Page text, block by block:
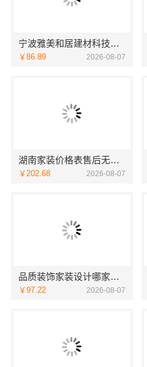
宁波雅美和居建材科技有限公司匠心施工家装施工对接渠道
￥86.89 2026-08-07
湖南家装价格表售后无忧——创益讯建筑让您装修更省心
￥202.68 2026-08-07
品质装饰家装设计哪家好，佛山市雅居美家建筑装饰工程有限公司资深团队全案定制
￥97.22 2026-08-07